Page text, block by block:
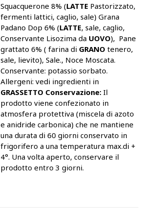
Squacquerone 8% (LATTE Pastorizzato,
fermenti lattici, caglio, sale) Grana
Padano Dop 6% (LATTE, sale, caglio,
Conservante Lisozima da UOVO), Pane
grattato 6% ( farina di GRANO tenero,
sale, lievito), Sale., Noce Moscata.
Conservante: potassio sorbato.
Allergeni: vedi ingredienti in
GRASSETTO Conservazione:Il
prodotto viene confezionato in
atmosfera protettiva (miscela di azoto
e anidride carbonica) che ne mantiene
una durata di 60 giorni conservato in
frigorifero a una temperatura max.di +
4°. Una volta aperto, conservare il
prodotto entro 3 giorni.